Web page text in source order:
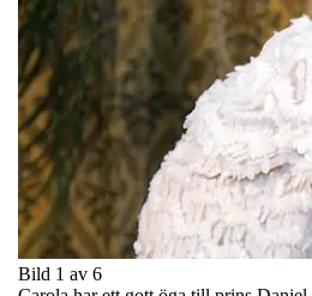
Bild 1 av 6